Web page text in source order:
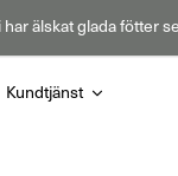
har älskat glada fötter
Kundtjänst